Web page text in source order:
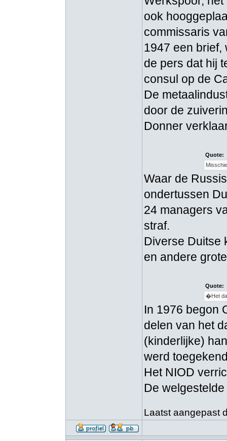
ook
commissaris
1947 een
de pers dat hij
consul op de
De
door de
Donner
Quote:
Waar de
ondertussen
24 managers
straf.
Diverse Duitse
en andere
Quote:
�Het
In 1976 begon
delen van het
(kinderlijke)
werd
Het NIOD
De
Laatst aangepast